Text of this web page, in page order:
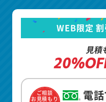
WEB限定
見積
ご相談
お見積もり
電